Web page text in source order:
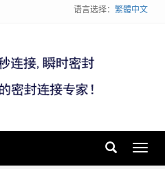
语言选择： 繁體中文